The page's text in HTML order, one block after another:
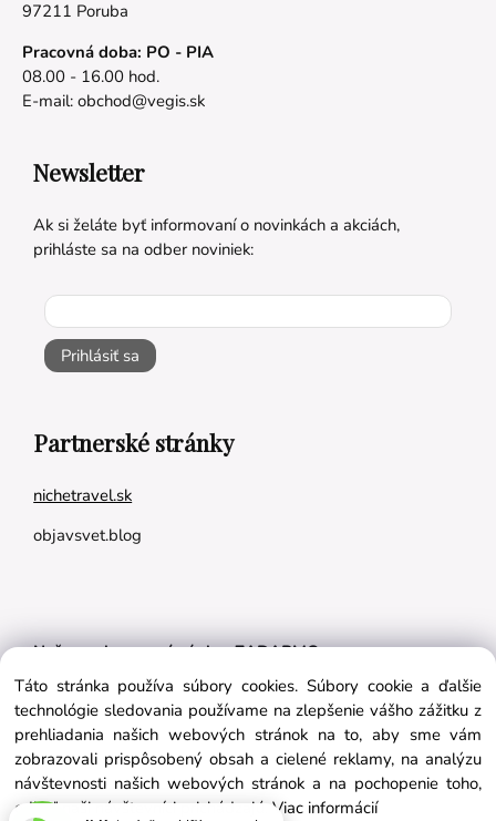
97211 Poruba
Pracovná doba: PO - PIA
08.00 - 16.00 hod.
E-mail: obchod@vegis.sk
Newsletter
Ak si želáte byť informovaní o novinkách a akciách,
prihláste sa na odber noviniek:
Prihlásiť sa
Partnerské stránky
nichetravel.sk
objavsvet.blog
Naše appky pre vás úplne ZADARMO:
Tréningový plán na mieru
BMI kalkulačka
Vygeneruj si výživový plán na mieru
Táto stránka používa súbory cookies. Súbory cookie a ďalšie
technológie sledovania používame na zlepšenie vášho zážitku z
prehliadania našich webových stránok na to, aby sme vám
zobrazovali prispôsobený obsah a cielené reklamy, na analýzu
návštevnosti našich webových stránok a na pochopenie toho,
odkiaľ naši návštevníci prichádzajú. Viac informácií